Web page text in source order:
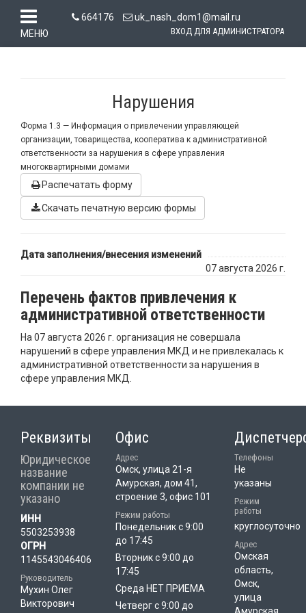
МЕНЮ
664176 uk_nash_dom1@mail.ru
ВХОД ДЛЯ АДМИНИСТРАТОРА
Нарушения
Форма 1.3 — Информация о привлечении управляющей
организации, товарищества, кооператива к административной
ответственности за нарушения в сфере управления
многоквартирными домами
Распечатать форму
Скачать печатную версию формы
Дата заполнения/внесения изменений
07 августа 2026 г.
Перечень фактов привлечения к
административной ответственности
На 07 августа 2026 г. организация не совершала
нарушений в сфере управления МКД и не привлекалась к
административной ответственности за нарушения в
сфере управления МКД.
Реквизиты
Юридическое
название
компании не
указано
ИНН
5503253938
ОГРН
1145543046406
Руководитель
Мухин Олег
Викторович
Офис
Адрес
Омск, улица 21-я
Амурская, дом 41,
строение 3, офис 101
Режим работы
Понедельник с 9:00
до 17:45
Вторник с 9:00 до
17:45
Среда НЕТ ПРИЕМА
Четверг с 9:00 до
Телефоны
Не
указаны
Режим
работы
круглосуточно
Адрес
Омская
область,
Омск,
улица